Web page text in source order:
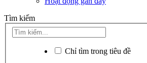
Tìm kiếm
Chỉ tìm trong tiêu đề